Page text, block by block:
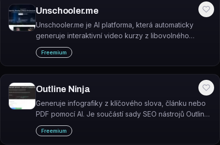
Unschooler.me
Unschooler.me je AI platforma, která automaticky
generuje interaktivní video kurzy z libovolného
obsahu (YouTube, PDF, weby) a umožňuje studentům
komunikovat s AI mentorem přímo v průběhu výuky.
Freemium
Outline Ninja
Generuje infografiky z klíčového slova, článku nebo
PDF pomocí AI. Je součástí sady SEO nástrojů Outline
Ninja.
Freemium